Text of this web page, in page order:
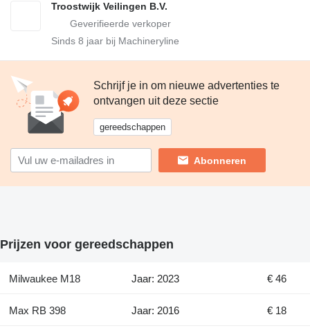
Troostwijk Veilingen B.V.
Sinds 8 jaar bij Machineryline
Schrijf je in om nieuwe advertenties te
ontvangen uit deze sectie
gereedschappen
Abonneren
Prijzen voor gereedschappen
Milwaukee M18 Jaar: 2023 € 46
Max RB 398 Jaar: 2016 € 18